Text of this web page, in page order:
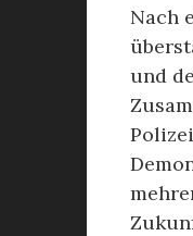
Nach
und